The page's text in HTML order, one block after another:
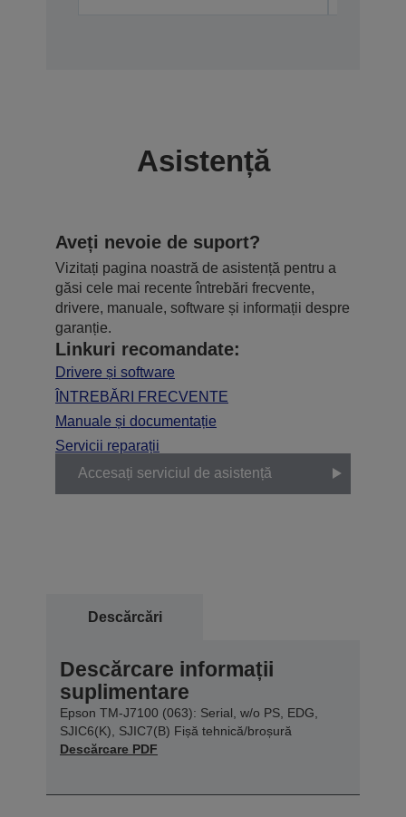
Asistență
Aveți nevoie de suport?
Vizitați pagina noastră de asistență pentru a
găsi cele mai recente întrebări frecvente,
drivere, manuale, software și informații despre
garanție.
Linkuri recomandate:
Drivere și software
ÎNTREBĂRI FRECVENTE
Manuale și documentație
Servicii reparații
Accesați serviciul de asistență
Descărcări
Descărcare informații
suplimentare
Epson TM-J7100 (063): Serial, w/o PS, EDG,
SJIC6(K), SJIC7(B) Fișă tehnică/broșură
Descărcare PDF